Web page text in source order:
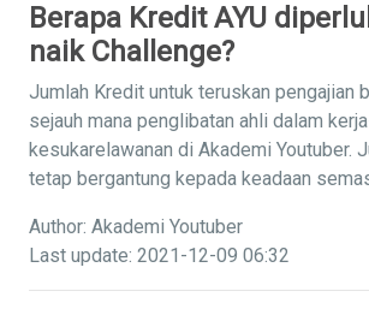
Berapa Kredit AYU
naik Challenge?
Jumlah Kredit untuk teruskan pengajian
sejauh mana penglibatan ahli dalam
kesukarelawanan di Akademi Youtuber.
tetap bergantung kepada keadaan
Author: Akademi Youtuber
Last update: 2021-12-09 06:32